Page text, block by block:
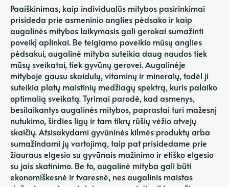
Paaiškinimas, kaip individualūs mitybos pasirinkimai
prisideda prie asmeninio anglies pėdsako ir kaip
augalinės mitybos laikymasis gali gerokai sumažinti
poveikį aplinkai. Be teigiamo poveikio mūsų anglies
pėdsakui, augalinė mityba suteikia daug naudos tiek
mūsų sveikatai, tiek gyvūnų gerovei. Augalinėje
mityboje gausu skaidulų, vitaminų ir mineralų, todėl ji
suteikia platų maistinių medžiagų spektrą, kuris palaiko
optimalią sveikatą. Tyrimai parodė, kad asmenys,
besilaikantys augalinės mitybos, paprastai turi mažesnį
nutukimo, širdies ligų ir tam tikrų rūšių vėžio atvejų
skaičių. Atsisakydami gyvūninės kilmės produktų arba
sumažindami jų vartojimą, taip pat prisidedame prie
žiauraus elgesio su gyvūnais mažinimo ir etiško elgesio
su jais skatinimo. Be to, augalinė mityba gali būti
ekonomiškesnė ir tvaresnė, nes augalinis maistas